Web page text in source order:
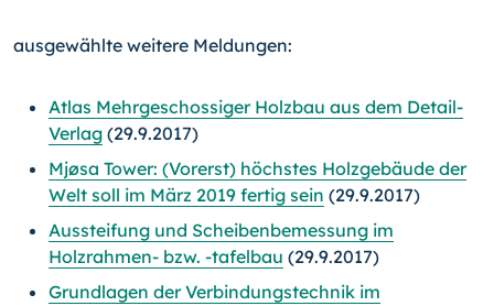
ausgewählte weitere Meldungen:
Atlas Mehrgeschossiger Holzbau aus dem Detail-
Verlag (29.9.2017)
Mjøsa Tower: (Vorerst) höchstes Holzgebäude der
Welt soll im März 2019 fertig sein (29.9.2017)
Aussteifung und Scheibenbemessung im
Holzrahmen- bzw. -tafelbau (29.9.2017)
Grundlagen der Verbindungstechnik im